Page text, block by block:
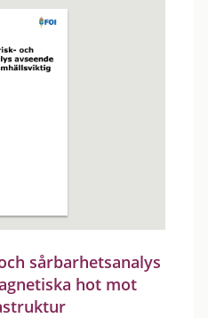
sårbarhetsanalys
hot mot